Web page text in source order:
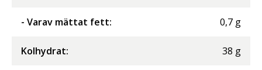
- Varav mättat fett: 0,7 g
Kolhydrat: 38 g